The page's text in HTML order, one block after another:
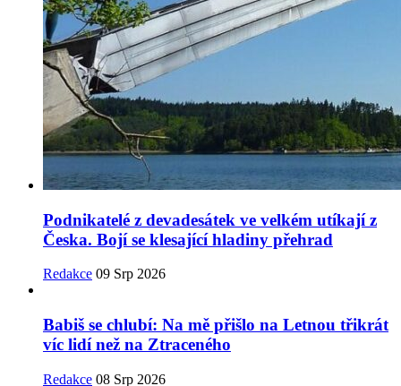
Podnikatelé z devadesátek ve velkém utíkají z
Česka. Bojí se klesající hladiny přehrad
Redakce 09 Srp 2026
Babiš se chlubí: Na mě přišlo na Letnou třikrát
víc lidí než na Ztraceného
Redakce 08 Srp 2026